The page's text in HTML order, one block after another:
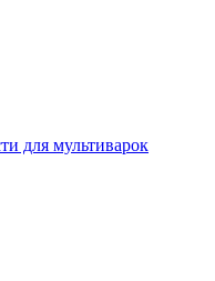
для мультиварок